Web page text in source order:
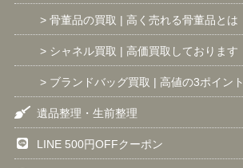
> 骨董品の買取 | 高く売れる骨董品とは
> シャネル買取 | 高価買取しております
> ブランドバッグ買取 | 高値の3ポイント
遺品整理・生前整理
LINE 500円OFFクーポン